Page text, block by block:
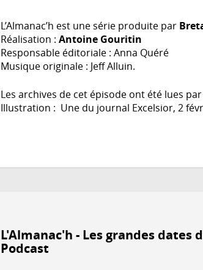
L’Almanac’h est une série produite par
Réalisation :Antoine Gouritin
Responsable éditoriale : Anna Quéré
Musique originale : Jeff Alluin.
Les archives de cet épisode ont été lues
Illustration : Une du journal Excelsior, 2
L'Almanac'h - Les grandes dates
Podcast